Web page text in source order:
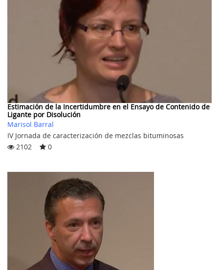
Estimación de la Incertidumbre en el Ensayo de Contenido de
Ligante por Disolución
Marisol Barral
IV Jornada de caracterización de mezclas bituminosas
2102
0